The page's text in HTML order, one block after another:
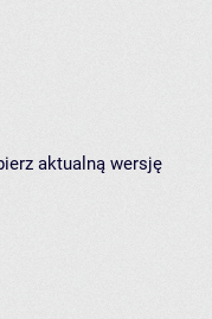
aktualną wersję